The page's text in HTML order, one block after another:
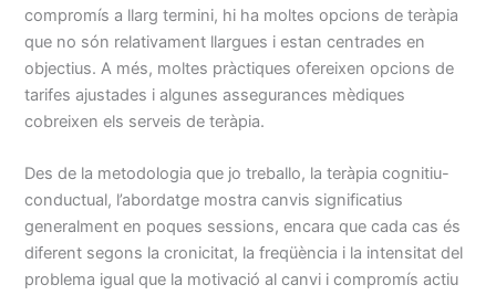
compromís a llarg termini, hi ha moltes opcions de teràpia
que no són relativament llargues i estan centrades en
objectius. A més, moltes pràctiques ofereixen opcions de
tarifes ajustades i algunes assegurances mèdiques
cobreixen els serveis de teràpia.
Des de la metodologia que jo treballo, la teràpia cognitiu-
conductual, l’abordatge mostra canvis significatius
generalment en poques sessions, encara que cada cas és
diferent segons la cronicitat, la freqüència i la intensitat del
problema igual que la motivació al canvi i compromís actiu